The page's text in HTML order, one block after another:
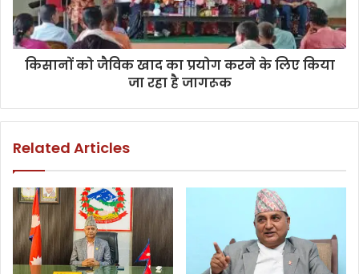
किसानों को जैविक खाद का प्रयोग करने के लिए किया
जा रहा है जागरूक
Related Articles